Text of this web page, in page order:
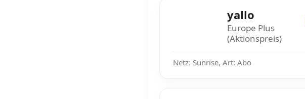
yallo
Europe Plus
(Aktionspreis)
Netz: Sunrise, Art: Abo